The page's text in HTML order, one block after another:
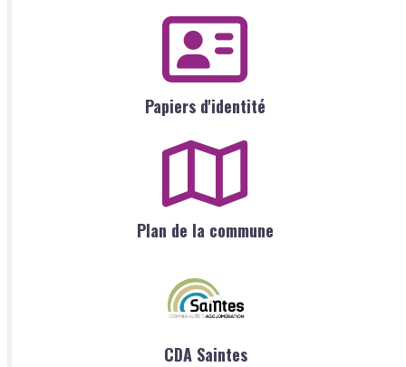
Papiers d'identité
Plan de la commune
CDA Saintes